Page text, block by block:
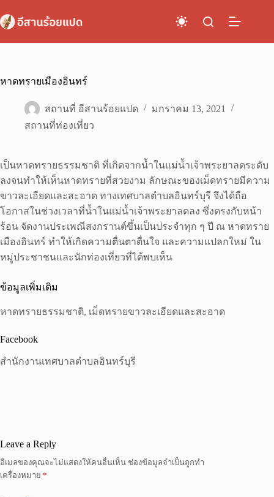
to
content
หาดทรายเมืองอินทร์
สถานที่ อีสานร้อยแปด
มกราคม 13, 2021
สถานที่ท่องเที่ยว
เป็นหาดทรายธรรมชาติ ที่เกิดจากน้ำในแม่น้ำเจ้าพระยาลดระดับ
ลงจนทำให้เห็นหาดทรายที่สวยงาม ลักษณะของเม็ดทรายมีความ
ขาวละเอียดและสะอาด ทางเทศบาลตำบลอินทร์บุรี จึงได้ถือ
โอกาสในช่วงเวลาที่น้ำในแม่น้ำเจ้าพระยาลดลง ซึ่งตรงกับหน้า
ร้อน จัดงานประเพณีสงกรานต์ขึ้นเป็นประจำทุก ๆ ปี ณ หาดทราย
เมืองอินทร์ ทำให้เกิดความตื่นตาตื่นใจ และความแปลกใหม่ ใน
หมู่ประชาชนและนักท่องเที่ยวที่ได้พบเห็น
ข้อมูลเพิ่มเติม
หาดทรายธรรมชาติ, เม็ดทรายขาวละเอียดและสะอาด
Facebook
สำนักงานเทศบาลตำบลอินทร์บุรี
Leave a Reply
อีเมลของคุณจะไม่แสดงให้คนอื่นเห็น ช่องข้อมูลจำเป็นถูกทำ
เครื่องหมาย *